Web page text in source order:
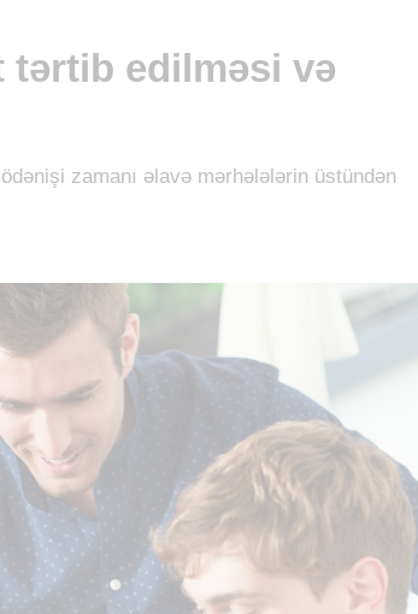
tərtib edilməsi və
zamanı əlavə mərhələlərin üstündən